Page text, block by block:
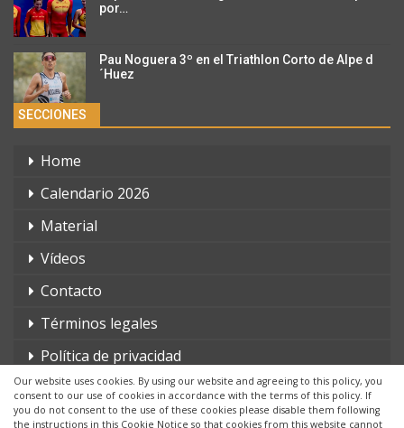
Our website uses cookies. By using our website and agreeing to this policy, you
consent to our use of cookies in accordance with the terms of this policy. If
you do not consent to the use of these cookies please disable them following
the instructions in this Cookie Notice so that cookies from this website cannot
por…
Pau Noguera 3º en el Triathlon Corto de Alpe d
´Huez
SECCIONES
Home
Calendario 2026
Material
Vídeos
Contacto
Términos legales
Política de privacidad